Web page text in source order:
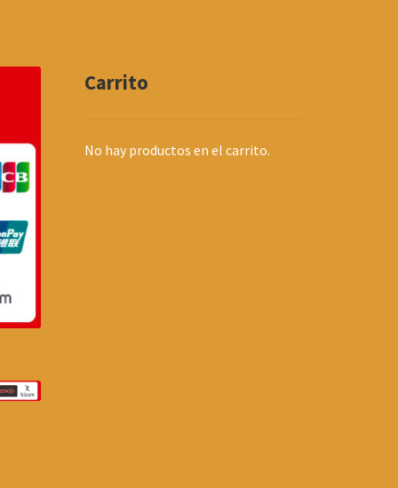
Carrito
No hay productos en el carrito.